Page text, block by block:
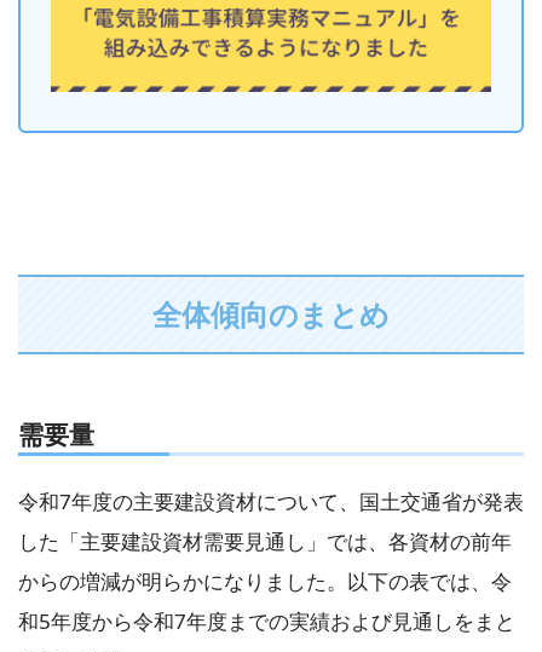
全体傾向のまとめ
需要量
令和7年度の主要建設資材について、国土交通省が発表
した「主要建設資材需要見通し」では、各資材の前年
からの増減が明らかになりました。以下の表では、令
和5年度から令和7年度までの実績および見通しをまと